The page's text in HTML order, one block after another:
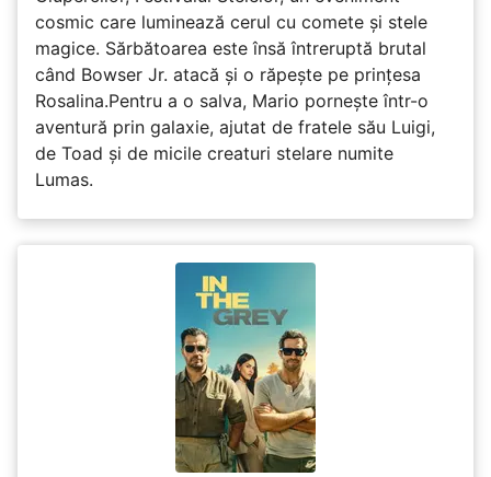
cosmic care luminează cerul cu comete și stele
magice. Sărbătoarea este însă întreruptă brutal
când Bowser Jr. atacă și o răpește pe prinţesa
Rosalina.Pentru a o salva, Mario pornește într-o
aventură prin galaxie, ajutat de fratele său Luigi,
de Toad și de micile creaturi stelare numite
Lumas.